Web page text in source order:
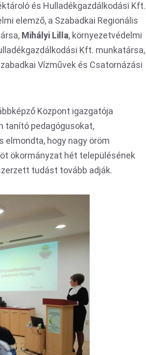
és Hulladékgazdálkodási Kft.
elemző, a Szabadkai Regionális
Mihályi Lilla, környezetvédelmi
Kft. munkatársa,
Vízművek és Csatornázási
Központ igazgatója
tanító pedagógusokat,
elmondta, hogy nagy öröm
ökormányzat hét településének
tudást tovább adják.